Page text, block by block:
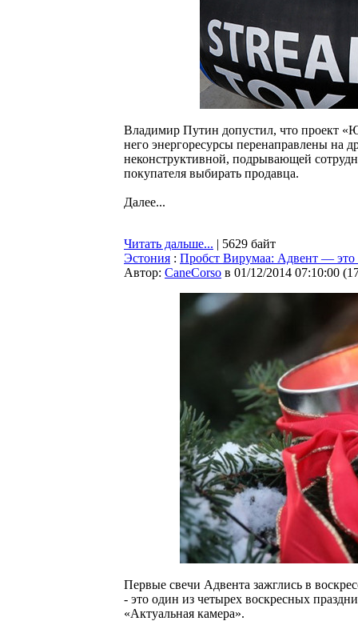
Владимир Путин допустил, что проект
него энергоресурсы перенаправлены на
неконструктивной, подрывающей
покупателя выбирать продавца.
Далее...
Читать дальше... | 5629 байт
Эстония : Пробст Вирумаа: Адвент — это
Автор: CaneCorso в 01/12/2014 07:10:00 (
Первые свечи Адвента зажглись в
- это один из четырех воскресных
«Актуальная камера».